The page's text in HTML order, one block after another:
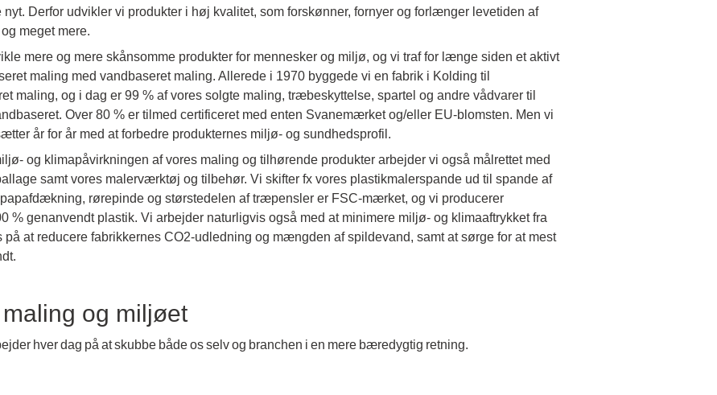
Derfor udvikler vi produkter i høj kvalitet, som forskønner, fornyer og forlænger levetiden af
meget mere.
mere og mere skånsomme produkter for mennesker og miljø, og vi traf for længe siden et aktivt
maling med vandbaseret maling. Allerede i 1970 byggede vi en fabrik i Kolding til
maling, og i dag er 99 % af vores solgte maling, træbeskyttelse, spartel og andre vådvarer til
Over 80 % er tilmed certificeret med enten Svanemærket og/eller EU-blomsten. Men vi
år for år med at forbedre produkternes miljø- og sundhedsprofil.​
og klimapåvirkningen af vores maling og tilhørende produkter arbejder vi også målrettet med
samt vores malerværktøj og tilbehør. Vi skifter fx vores plastikmalerspande ud til spande af
rørepinde og størstedelen af træpensler er FSC-mærket, og vi producerer
% genanvendt plastik. Vi arbejder naturligvis også med at minimere miljø- og klimaaftrykket fra
at reducere fabrikkernes CO2-udledning og mængden af spildevand, samt at sørge for at mest
og miljøet
hver dag på at skubbe både os selv og branchen i en mere bæredygtig retning.​